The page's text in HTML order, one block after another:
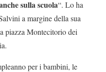
sulla scuola“. Lo ha
a margine della sua
piazza Montecitorio dei
per i bambini, le